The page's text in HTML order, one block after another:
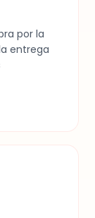
por la
entrega